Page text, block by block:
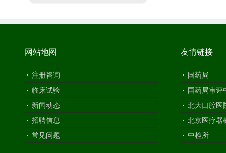
网站地图
注册咨询
临床试验
新闻动态
招聘信息
常见问题
友情链接
国药局
国药局审评
北大口腔医
北京医疗器
中检所